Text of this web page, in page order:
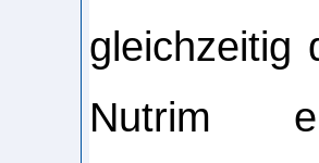
gleichzeitig
Nutrim